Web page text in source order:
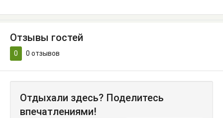
Отзывы гостей
0 0 отзывов
Отдыхали здесь? Поделитесь
впечатлениями!